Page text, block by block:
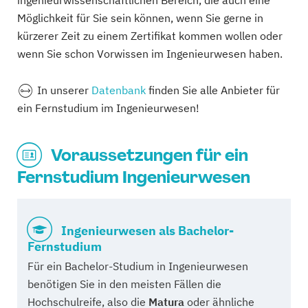
Möglichkeit für Sie sein können, wenn Sie gerne in
kürzerer Zeit zu einem Zertifikat kommen wollen oder
wenn Sie schon Vorwissen im Ingenieurwesen haben.
In unserer Datenbank finden Sie alle Anbieter für
ein Fernstudium im Ingenieurwesen!
Voraussetzungen für ein
Fernstudium Ingenieurwesen
Ingenieurwesen als Bachelor-
Fernstudium
Für ein Bachelor-Studium in Ingenieurwesen
benötigen Sie in den meisten Fällen die
Hochschulreife, also die Matura oder ähnliche